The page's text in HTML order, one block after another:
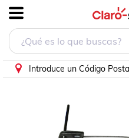
Introduce un Código
Cable Chicote Acelerador